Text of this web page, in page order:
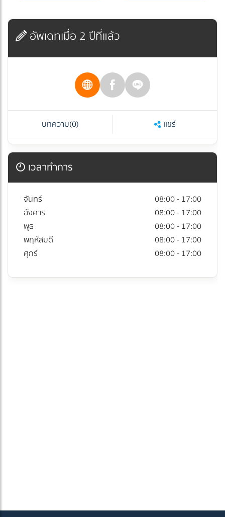
อัพเดทเมื่อ 2 ปีที่แล้ว
บทความ(0) แชร์
เวลาทำการ
จันทร์
08:00 - 17:00
อังคาร
08:00 - 17:00
พุธ
08:00 - 17:00
พฤหัสบดี
08:00 - 17:00
ศุกร์
08:00 - 17:00